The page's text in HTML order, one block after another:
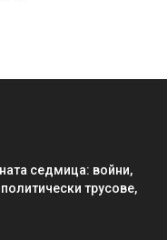
седмица: войни,
трусове,